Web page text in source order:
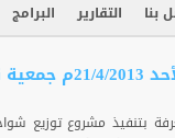
بنا التقارير البرامج
الإسلامية وذلك في ذكر
بتنفيذ مشروع توزيع